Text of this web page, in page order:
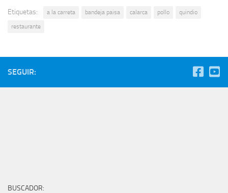
Etiquetas: a la carreta bandeja paisa calarca pollo
quindio
restaurante
SEGUIR:
BUSCADOR: